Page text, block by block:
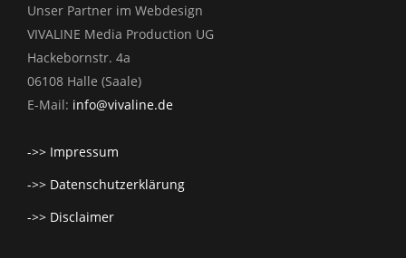
Unser Partner im Webdesign
VIVALINE Media Production UG
Hackebornstr. 4a
06108 Halle (Saale)
E-Mail: info@vivaline.de
->> Impressum
->> Datenschutzerklärung
->> Disclaimer